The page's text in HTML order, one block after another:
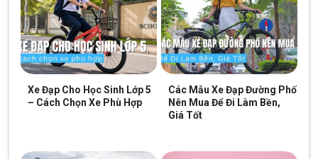
Phuộc truớc Xe Đạp Địa Hình Goose YT-900 27.5 Inch
Xe Đạp Cho Học Sinh Lớp 5
– Cách Chọn Xe Phù Hợp
Các Mẫu Xe Đạp Đường Phố
Nên Mua Để Đi Làm Bền,
Giá Tốt